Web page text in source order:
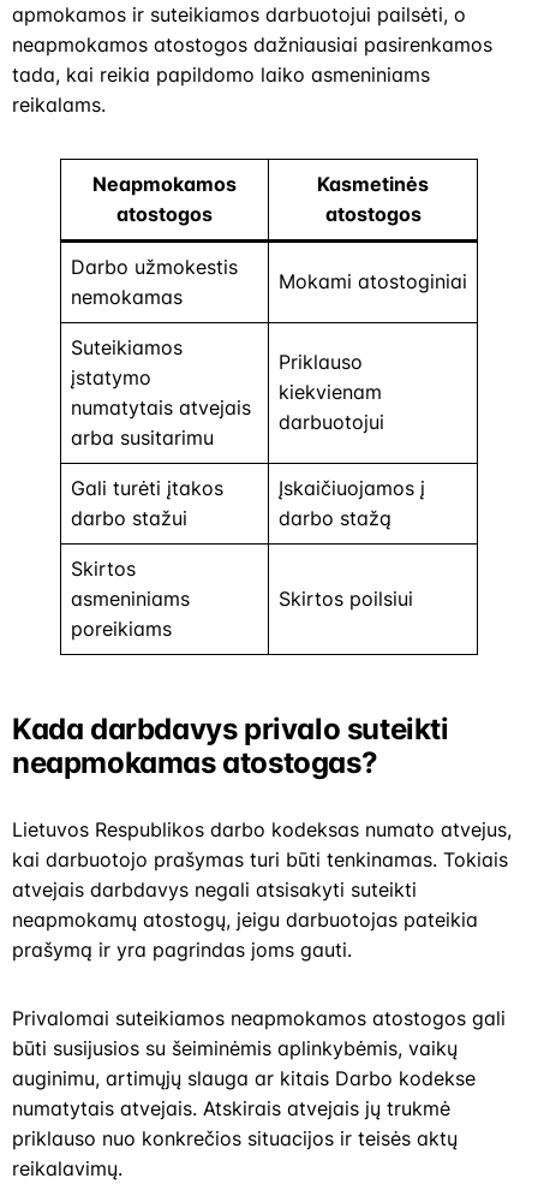
apmokamos ir suteikiamos darbuotojui pailsėti, o
neapmokamos atostogos dažniausiai pasirenkamos
tada, kai reikia papildomo laiko asmeniniams
reikalams.
Neapmokamos
atostogos
Kasmetinės
atostogos
Darbo užmokestis
nemokamas
Mokami atostoginiai
Suteikiamos
įstatymo
numatytais atvejais
arba susitarimu
Priklauso
kiekvienam
darbuotojui
Gali turėti įtakos
darbo stažui
Įskaičiuojamos į
darbo stažą
Skirtos
asmeniniams
poreikiams
Skirtos poilsiui
Kada darbdavys privalo suteikti
neapmokamas atostogas?
Lietuvos Respublikos darbo kodeksas numato atvejus,
kai darbuotojo prašymas turi būti tenkinamas. Tokiais
atvejais darbdavys negali atsisakyti suteikti
neapmokamų atostogų, jeigu darbuotojas pateikia
prašymą ir yra pagrindas joms gauti.
Privalomai suteikiamos neapmokamos atostogos gali
būti susijusios su šeiminėmis aplinkybėmis, vaikų
auginimu, artimųjų slauga ar kitais Darbo kodekse
numatytais atvejais. Atskirais atvejais jų trukmė
priklauso nuo konkrečios situacijos ir teisės aktų
reikalavimų.